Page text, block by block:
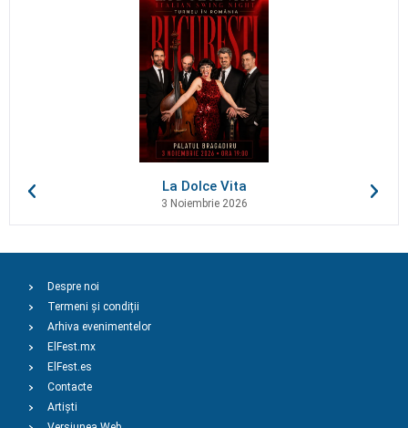
La Dolce Vita
3 Noiembrie 2026
Despre noi
Termeni și condiții
Arhiva evenimentelor
ElFest.mx
ElFest.es
Contacte
Artiști